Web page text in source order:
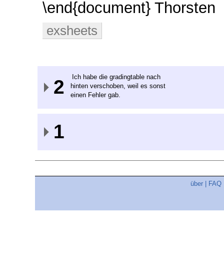
\end{document} Thorsten
exsheets
2
Ich habe die gradingtable nach
hinten verschoben, weil es sonst
einen Fehler gab.
1
über FAQ